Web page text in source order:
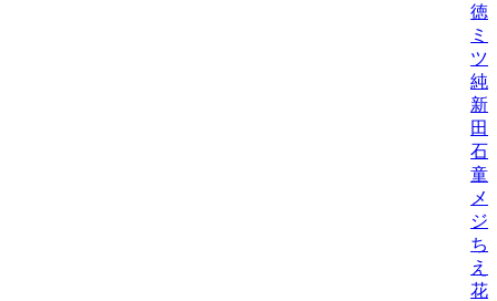
徳/
ミ
ツ
純/
新
田
石
童
メ
ジ
ち
え
花